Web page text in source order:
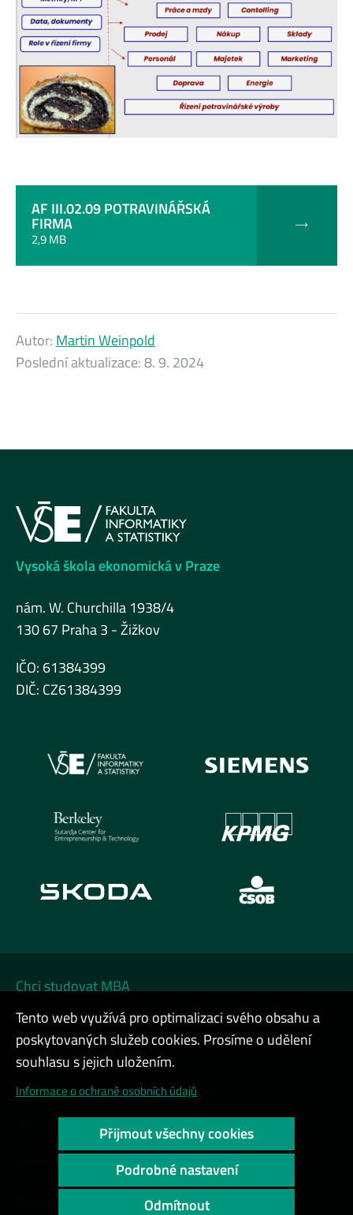
AF III.02.09 POTRAVINÁŘSKÁ
FIRMA
2,9 MB
Autor: Martin Weinpold
Poslední aktualizace:8. 9. 2024
Vysoká škola ekonomická v Praze
nám. W. Churchilla 1938/4
130 67 Praha 3 - Žižkov
IČO: 61384399
DIČ: CZ61384399
Chci studovat MBA
Chci na DATA FESTIVAL
Chci firemní kurz
Cookies a ochrana osobních údajů
Přístupnost webu
Vysoký kontrast
Copyright © 2000 - 2026 Vysoká škola ekonomická v Praze
Tento web využívá pro optimalizaci svého obsahu a
poskytovaných služeb cookies. Prosíme o udělení
souhlasu s jejich uložením.
Informace o ochraně osobních údajů
Přijmout všechny cookies
Podrobné nastavení
Odmítnout